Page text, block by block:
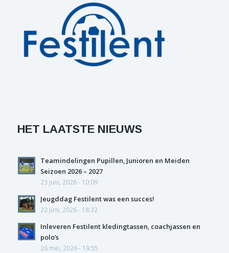
HET LAATSTE NIEUWS
Teamindelingen Pupillen, Junioren en Meiden
Seizoen 2026 – 2027
23 juni, 2026 - 10:09
Jeugddag Festilent was een succes!
22 juni, 2026 - 18:32
Inleveren Festilent kledingtassen, coachjassen en
polo’s
26 mei, 2026 - 19:55